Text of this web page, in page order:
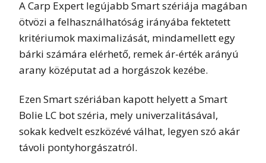
A Carp Expert legújabb Smart szériája magában
ötvözi a felhasználhatóság irányába fektetett
kritériumok maximalizását, mindamellett egy
bárki számára elérhető, remek ár-érték arányú
arany középutat ad a horgászok kezébe.
Ezen Smart szériában kapott helyett a Smart
Bolie LC bot széria, mely univerzalitásával,
sokak kedvelt eszközévé válhat, legyen szó akár
távoli pontyhorgászatról.